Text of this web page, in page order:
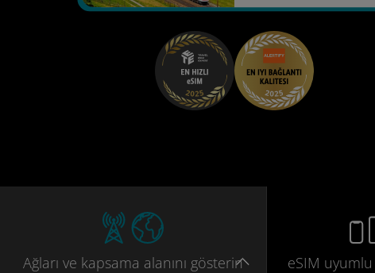
Ağları ve kapsama alanını gösterin eSIM uyumlu